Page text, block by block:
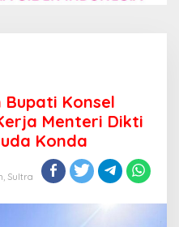
Konsel
Menteri Dikti
Konda
, Sultra